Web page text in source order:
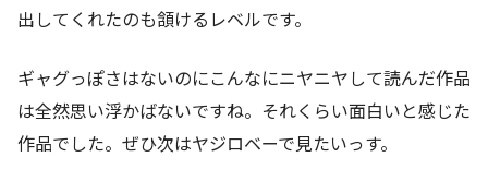
出してくれたのも頷けるレベルです。
ギャグっぽさはないのにこんなにニヤニヤして読んだ作品
は全然思い浮かばないですね。それくらい面白いと感じた
作品でした。ぜひ次はヤジロベーで見たいっす。